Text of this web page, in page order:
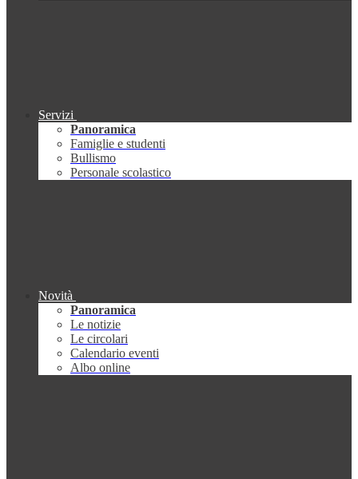
Servizi
Panoramica
Famiglie e studenti
Bullismo
Personale scolastico
Novità
Panoramica
Le notizie
Le circolari
Calendario eventi
Albo online